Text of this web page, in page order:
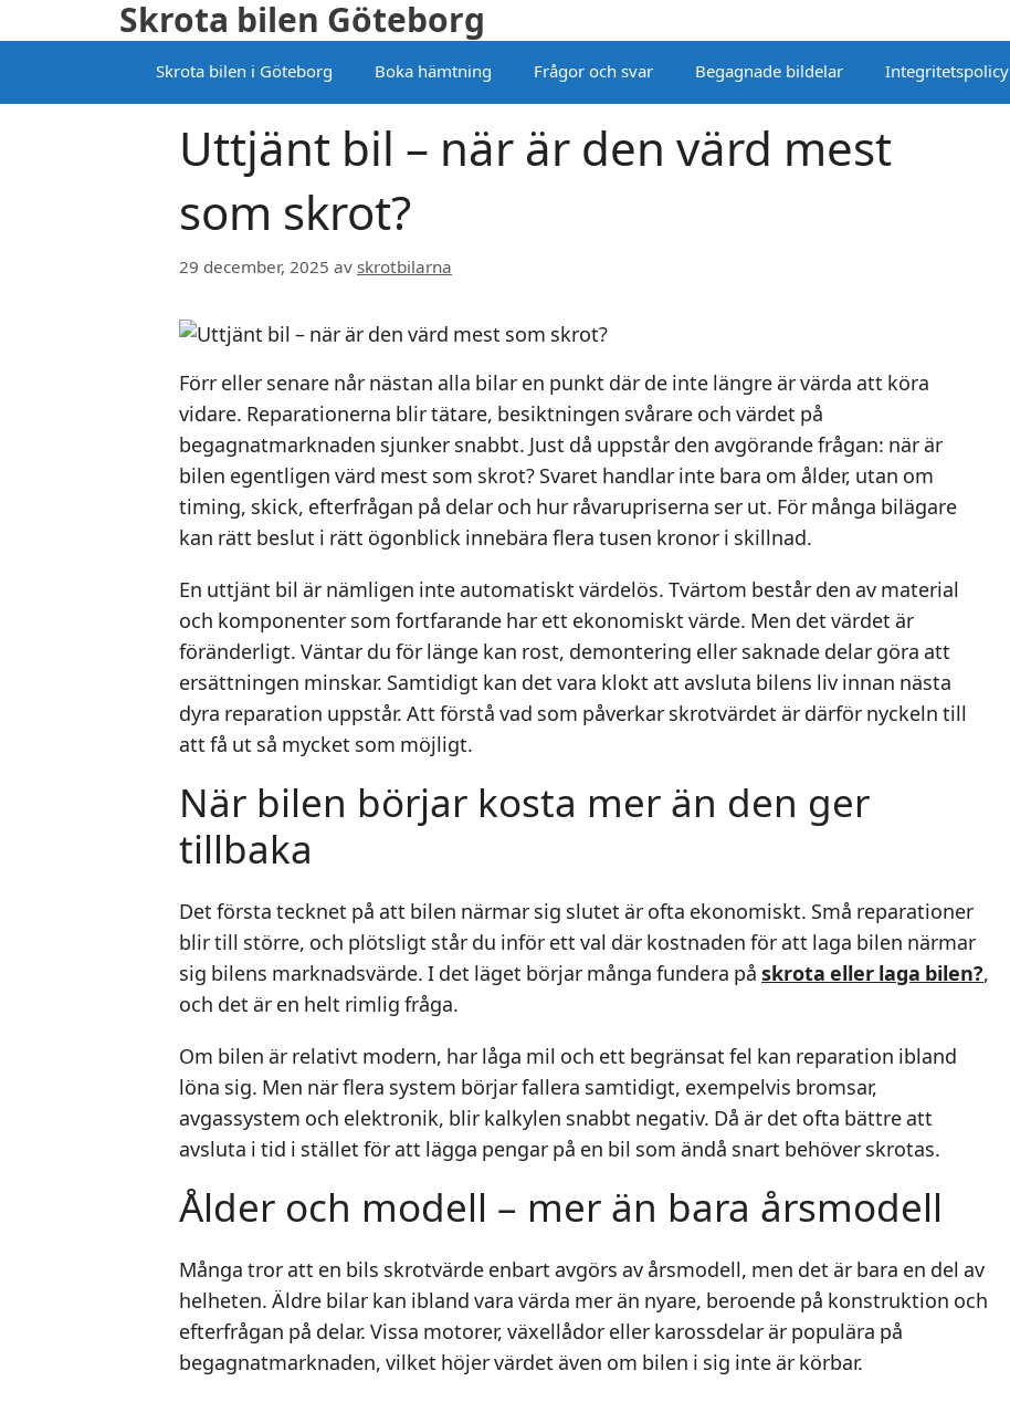
till
Skrota bilen Göteborg
Skrota bilen i Göteborg Boka hämtning Frågor och svar Begagnade bildelar Integritetspolicy
Uttjänt bil – när är den värd mest
som skrot?
29 december, 2025 av skrotbilarna
Förr eller senare når nästan alla bilar en punkt där de inte längre är värda att köra
vidare. Reparationerna blir tätare, besiktningen svårare och värdet på
begagnatmarknaden sjunker snabbt. Just då uppstår den avgörande frågan: när är
bilen egentligen värd mest som skrot? Svaret handlar inte bara om ålder, utan om
timing, skick, efterfrågan på delar och hur råvarupriserna ser ut. För många bilägare
kan rätt beslut i rätt ögonblick innebära flera tusen kronor i skillnad.
En uttjänt bil är nämligen inte automatiskt värdelös. Tvärtom består den av material
och komponenter som fortfarande har ett ekonomiskt värde. Men det värdet är
föränderligt. Väntar du för länge kan rost, demontering eller saknade delar göra att
ersättningen minskar. Samtidigt kan det vara klokt att avsluta bilens liv innan nästa
dyra reparation uppstår. Att förstå vad som påverkar skrotvärdet är därför nyckeln till
att få ut så mycket som möjligt.
När bilen börjar kosta mer än den ger
tillbaka
Det första tecknet på att bilen närmar sig slutet är ofta ekonomiskt. Små reparationer
blir till större, och plötsligt står du inför ett val där kostnaden för att laga bilen närmar
sig bilens marknadsvärde. I det läget börjar många fundera på skrota eller laga bilen?,
och det är en helt rimlig fråga.
Om bilen är relativt modern, har låga mil och ett begränsat fel kan reparation ibland
löna sig. Men när flera system börjar fallera samtidigt, exempelvis bromsar,
avgassystem och elektronik, blir kalkylen snabbt negativ. Då är det ofta bättre att
avsluta i tid i stället för att lägga pengar på en bil som ändå snart behöver skrotas.
Ålder och modell – mer än bara årsmodell
Många tror att en bils skrotvärde enbart avgörs av årsmodell, men det är bara en del av
helheten. Äldre bilar kan ibland vara värda mer än nyare, beroende på konstruktion och
efterfrågan på delar. Vissa motorer, växellådor eller karossdelar är populära på
begagnatmarknaden, vilket höjer värdet även om bilen i sig inte är körbar.